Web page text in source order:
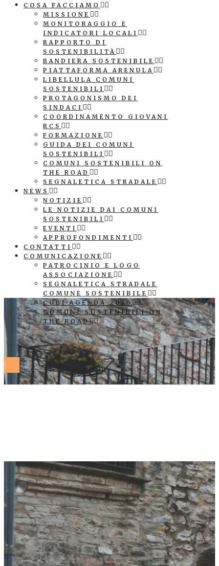
COSA FACCIAMO
MISSIONE
MONITORAGGIO E
INDICATORI LOCALI
RAPPORTO DI
SOSTENIBILITÀ
BANDIERA SOSTENIBILE
PIATTAFORMA ARENULA
LIBELLULA COMUNI
SOSTENIBILI
PROTAGONISMO DEI
SINDACI
COORDINAMENTO GIOVANI
RCS
FORMAZIONE
GUIDA DEI COMUNI
SOSTENIBILI
COMUNI SOSTENIBILI ON
THE ROAD
SEGNALETICA STRADALE
NEWS
NOTIZIE
LE NOTIZIE DAI COMUNI
SOSTENIBILI
EVENTI
APPROFONDIMENTI
CONTATTI
COMUNICAZIONE
PATROCINIO E LOGO
ASSOCIAZIONE
SEGNALETICA STRADALE
COMUNE SOSTENIBILE
CUBI AGENDA 2030
COMUNI SOSTENIBILI ON
THE ROAD